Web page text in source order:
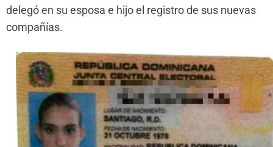
delegó en su esposa e hijo el registro de sus nuevas
compañías.